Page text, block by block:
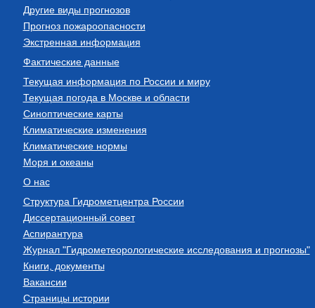
Другие виды прогнозов
Прогноз пожароопасности
Экстренная информация
Фактические данные
Текущая информация по России и миру
Текущая погода в Москве и области
Синоптические карты
Климатические изменения
Климатические нормы
Моря и океаны
О нас
Структура Гидрометцентра России
Диссертационный совет
Аспирантура
Журнал "Гидрометеорологические исследования и прогнозы"
Книги, документы
Вакансии
Страницы истории